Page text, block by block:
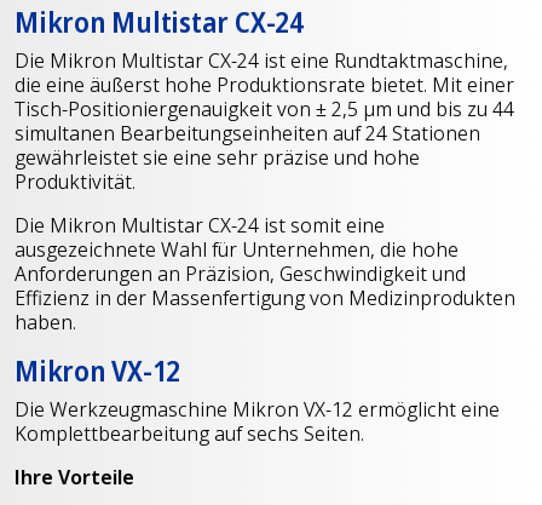
Mikron Multistar CX-24
Die Mikron Multistar CX-24 ist eine Rundtaktmaschine,
die eine äußerst hohe Produktionsrate bietet. Mit einer
Tisch-Positioniergenauigkeit von ± 2,5 μm und bis zu 44
simultanen Bearbeitungseinheiten auf 24 Stationen
gewährleistet sie eine sehr präzise und hohe
Produktivität.
Die Mikron Multistar CX-24 ist somit eine
ausgezeichnete Wahl für Unternehmen, die hohe
Anforderungen an Präzision, Geschwindigkeit und
Effizienz in der Massenfertigung von Medizinprodukten
haben.
Mikron VX-12
Die Werkzeugmaschine Mikron VX-12 ermöglicht eine
Komplettbearbeitung auf sechs Seiten.
Ihre Vorteile